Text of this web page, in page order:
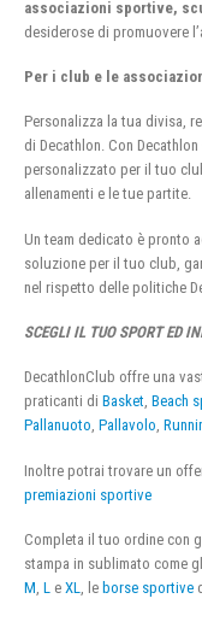
associazioni sportive,
desiderose di promuovere
Per i club e le
Personalizza la tua divisa,
di Decathlon. Con
personalizzato per il tuo
allenamenti e le tue partite.
Un team dedicato è pronto
soluzione per il tuo club,
nel rispetto delle politiche
SCEGLI IL TUO SPORT ED
DecathlonClub offre una
praticanti di Basket, Beach
Pallanuoto, Pallavolo,
Inoltre potrai trovare un
premiazioni sportive
Completa il tuo ordine con
stampa in sublimato come
M L e XL , le borse sportive